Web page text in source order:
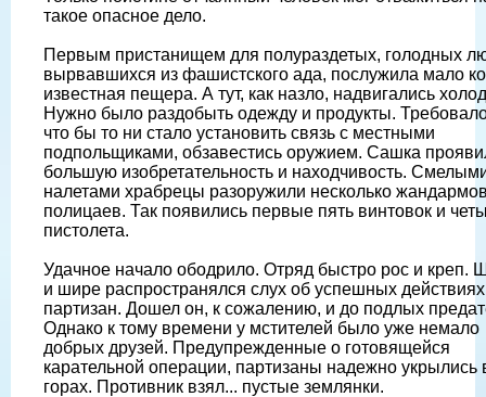
такое опасное дело.
Первым пристанищем для полураздетых, голодных
вырвавшихся из фашистского ада, послужила мало
известная пещера. А тут, как назло, надвигались
Нужно было раздобыть одежду и продукты.
что бы то ни стало установить связь с местными
подпольщиками, обзавестись оружием. Сашка
большую изобретательность и находчивость.
налетами храбрецы разоружили несколько
полицаев. Так появились первые пять винтовок и
пистолета.
Удачное начало ободрило. Отряд быстро рос и креп.
и шире распространялся слух об успешных действиях
партизан. Дошел он, к сожалению, и до подлых
Однако к тому времени у мстителей было уже немало
добрых друзей. Предупрежденные о готовящейся
карательной операции, партизаны надежно укрылись
горах. Противник взял... пустые землянки.